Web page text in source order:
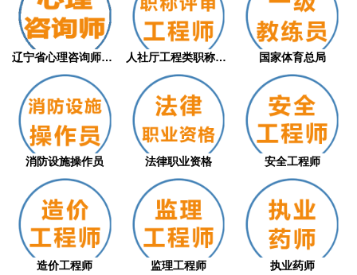
辽宁省心理咨询师职业技能等级评价证书（从... 人社厅工程类职称评审 国家体育总局
消防设施操作员 法律职业资格 安全工程师
造价工程师 监理工程师 执业药师